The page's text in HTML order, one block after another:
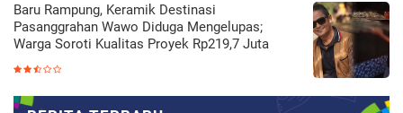
Baru Rampung, Keramik Destinasi
Pasanggrahan Wawo Diduga Mengelupas;
Warga Soroti Kualitas Proyek Rp219,7 Juta